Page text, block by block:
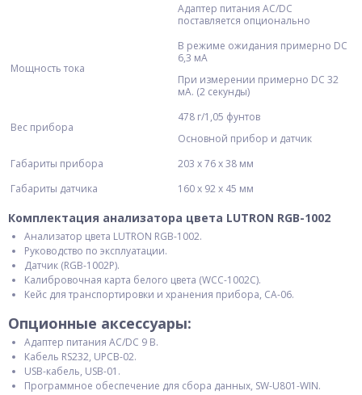
Адаптер питания AC/DC
поставляется опционально
Мощность тока
В режиме ожидания примерно DC
6,3 мА
При измерении примерно DC 32
мА. (2 секунды)
Вес прибора
478 г/1,05 фунтов
Основной прибор и датчик
Габариты прибора
203 x 76 x 38 мм
Габариты датчика
160 x 92 x 45 мм
Комплектация анализатора цвета LUTRON RGB-1002
Анализатор цвета LUTRON RGB-1002.
Руководство по эксплуатации.
Датчик (RGB-1002P).
Калибровочная карта белого цвета (WCC-1002C).
Кейс для транспортировки и хранения прибора, CA-06.
Опционные аксессуары:
Адаптер питания AC/DC 9 В.
Кабель RS232, UPCB-02.
USB-кабель, USB-01.
Программное обеспечение для сбора данных, SW-U801-WIN.